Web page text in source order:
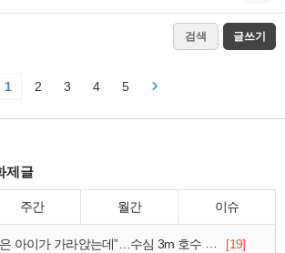
검색 글쓰기
1 2 3 4 5
제글
주간 월간 이슈
이가 가라앉는데”…수심 3m 호수 뛰어든 60대 의인
[19]